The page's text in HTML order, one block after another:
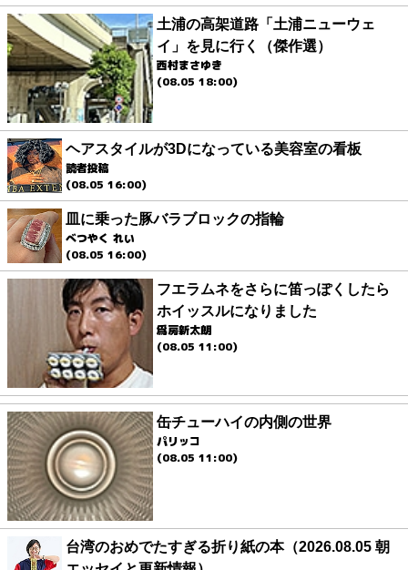
土浦の高架道路「土浦ニューウェ
イ」を見に行く（傑作選）
西村まさゆき
(08.05 18:00)
ヘアスタイルが3Dになっている美容室の看板
読者投稿
(08.05 16:00)
皿に乗った豚バラブロックの指輪
べつやく れい
(08.05 16:00)
フエラムネをさらに笛っぽくしたら
ホイッスルになりました
爲房新太朗
(08.05 11:00)
缶チューハイの内側の世界
パリッコ
(08.05 11:00)
台湾のおめでたすぎる折り紙の本（2026.08.05 朝